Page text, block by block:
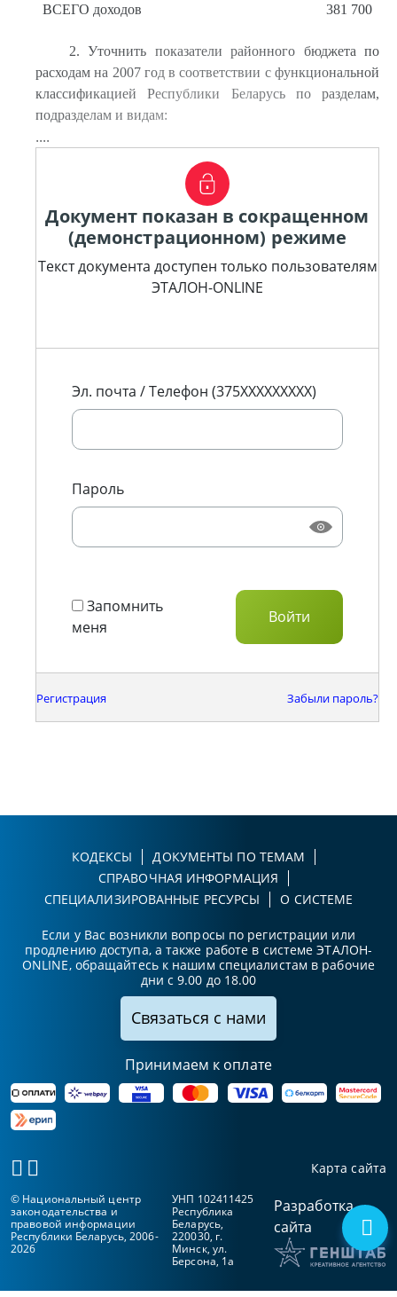
ВСЕГО доходов
381 700
2. Уточнить показатели районного бюджета по
расходам на 2007 год в соответствии с функциональной
классификацией Республики Беларусь по разделам,
подразделам и видам:
....
Документ показан в сокращенном
(демонстрационном) режиме
Текст документа доступен только пользователям
ЭТАЛОН-ONLINE
Эл. почта / Телефон (375XXXXXXXXX)
Пароль
Запомнить
меня
Регистрация Забыли пароль?
КОДЕКСЫ
ДОКУМЕНТЫ ПО ТЕМАМ
СПРАВОЧНАЯ ИНФОРМАЦИЯ
СПЕЦИАЛИЗИРОВАННЫЕ РЕСУРСЫ
О СИСТЕМЕ
Если у Вас возникли вопросы по регистрации или
продлению доступа, а также работе в системе ЭТАЛОН-
ONLINE, обращайтесь к нашим специалистам в рабочие
дни с 9.00 до 18.00
Связаться с нами
Принимаем к оплате
Карта сайта
© Национальный центр
законодательства и
правовой информации
Республики Беларусь, 2006-
2026
УНП 102411425
Республика
Беларусь,
220030, г.
Минск, ул.
Берсона, 1а
Разработка
сайта